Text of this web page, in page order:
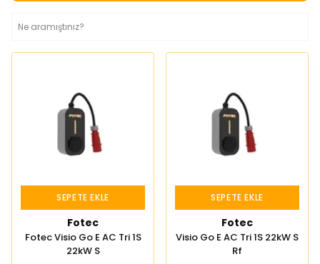
SEPETE EKLE
Fotec
Fotec Visio Go E AC Tri 1S
22kW S
SEPETE EKLE
Fotec
Visio Go E AC Tri 1S 22kW S
Rf